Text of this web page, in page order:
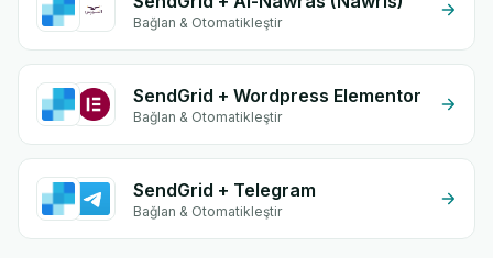
Bağlan & Otomatikleştir
SendGrid + Wordpress Elementor
Bağlan & Otomatikleştir
SendGrid + Telegram
Bağlan & Otomatikleştir